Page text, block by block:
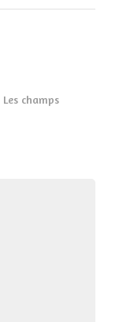
Les champs